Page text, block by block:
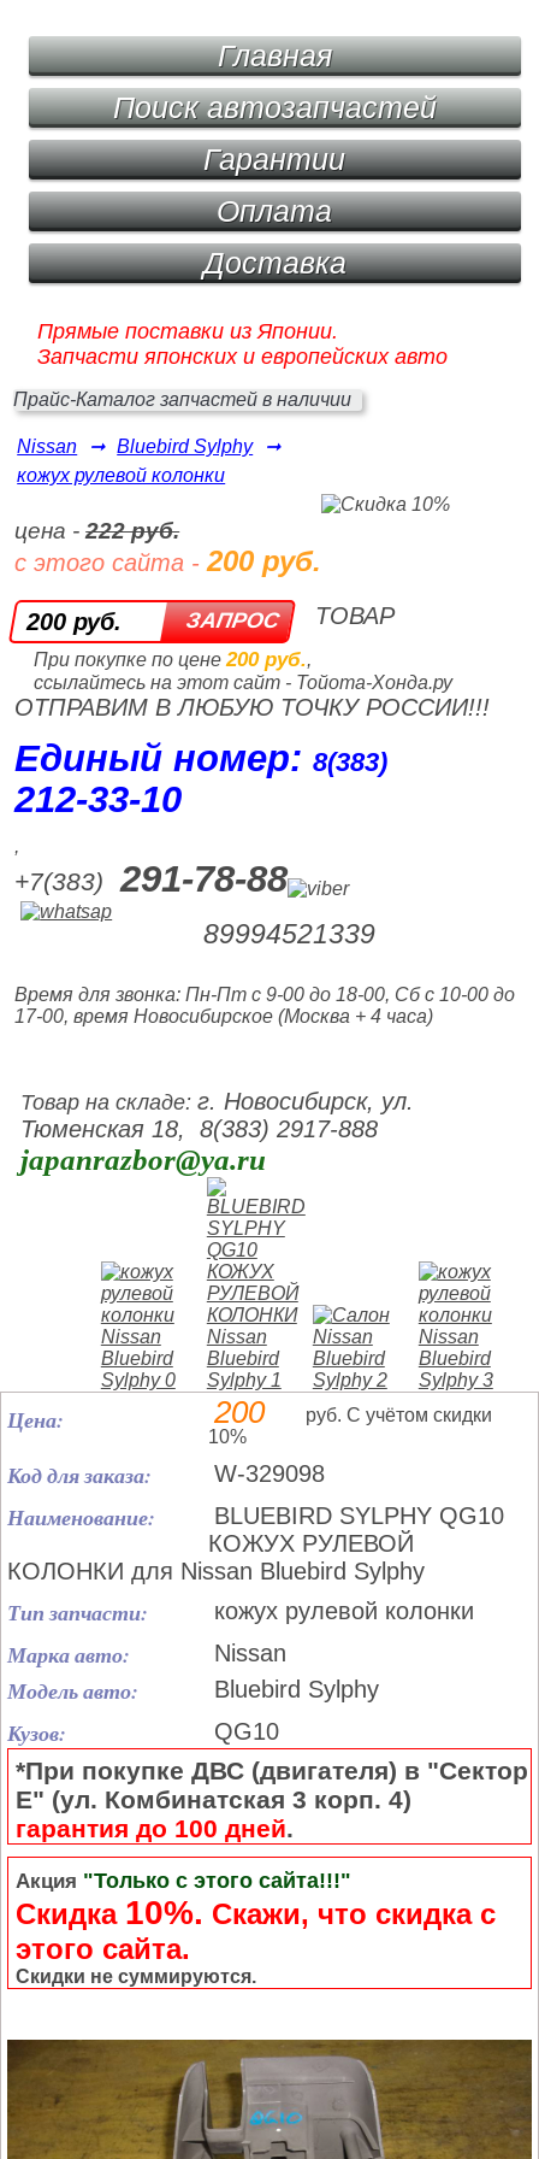
Главная
Поиск автозапчастей
Гарантии
Оплата
Доставка
Прямые поставки из Японии.
Запчасти японских и европейских авто
Прайс-Каталог запчастей в наличии
Nissan ➞ Bluebird Sylphy
➞
кожух рулевой колонки
цена -222 руб.
с этого сайта -200 руб.
200 руб.
При покупке по цене 200 руб.,
ссылайтесь на этот сайт - Тойота-Хонда.ру
ТОВАР
ОТПРАВИМ В ЛЮБУЮ ТОЧКУ РОССИИ!!!
Единый номер:8(383)
212‑33‑10
,
+7(383) 291-78-88
89994521339
Время для звонка: Пн-Пт с 9-00 до 18-00, Сб с 10-00 до
17-00, время Новосибирское (Москва + 4 часа)
Товар на складе:г. Новосибирск, ул.
Тюменская 18, 8(383) 2917-888
japanrazbor@ya.ru
Цена: 200
руб. С учётом скидки
10%
Код для заказа: W-329098
Наименование:
BLUEBIRD SYLPHY QG10
КОЖУХ РУЛЕВОЙ
КОЛОНКИ для Nissan Bluebird Sylphy
Тип запчасти: кожух рулевой колонки
Марка авто: Nissan
Модель авто: Bluebird Sylphy
Кузов: QG10
*При покупке ДВС (двигателя) в "Сектор
Е" (ул. Комбинатская 3 корп. 4)
гарантия до 100 дней.
Акция "Только с этого сайта!!!"
Скидка 10%. Cкажи, что скидка с
этого сайта.
Скидки не суммируются.